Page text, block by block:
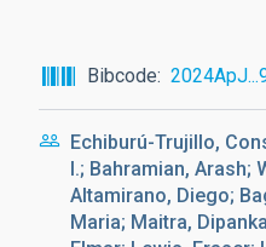
a
la
navegación
Bibcode
Echiburú-Trujillo,
I.; Bahramian, Arash;
Altamirano, Diego;
Maria; Maitra,